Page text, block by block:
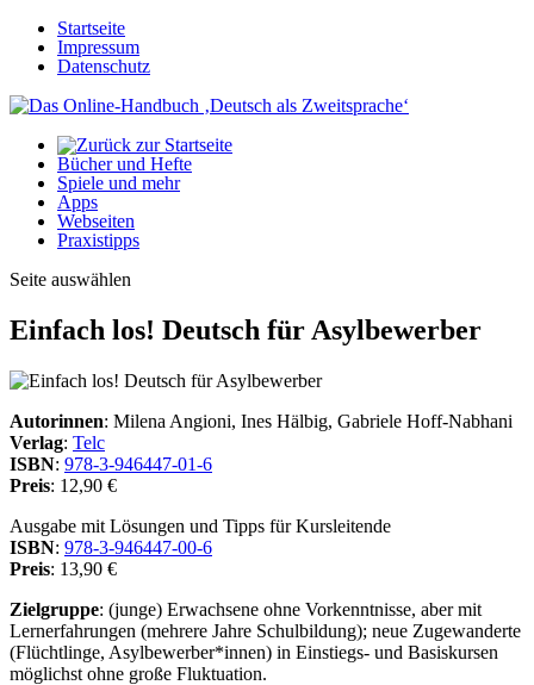
Startseite
Impressum
Datenschutz
Bücher und Hefte
Spiele und mehr
Apps
Webseiten
Praxistipps
Seite auswählen
Einfach los! Deutsch für Asylbewerber
Autorinnen: Milena Angioni, Ines Hälbig, Gabriele Hoff-Nabhani
Verlag: Telc
ISBN: 978-3-946447-01-6
Preis: 12,90 €
Ausgabe mit Lösungen und Tipps für Kursleitende
ISBN: 978-3-946447-00-6
Preis: 13,90 €
Zielgruppe: (junge) Erwachsene ohne Vorkenntnisse, aber mit
Lernerfahrungen (mehrere Jahre Schulbildung); neue Zugewanderte
(Flüchtlinge, Asylbewerber*innen) in Einstiegs- und Basiskursen
möglichst ohne große Fluktuation.